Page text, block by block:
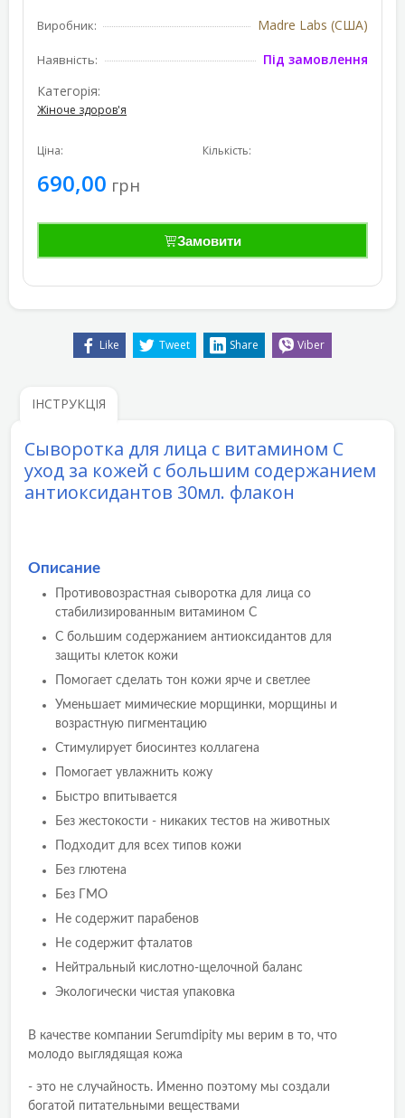
Виробник: Madre Labs (США)
Наявність:
Під замовлення
Категорія:
Жіноче здоров'я
Ціна:
690,00 грн
Кількість:
Замовити
Like Tweet Share Viber
ІНСТРУКЦІЯ
Сыворотка для лица с витамином C
уход за кожей с большим содержанием
антиоксидантов 30мл. флакон
Описание
Противовозрастная сыворотка для лица со
стабилизированным витамином C
С большим содержанием антиоксидантов для
защиты клеток кожи
Помогает сделать тон кожи ярче и светлее
Уменьшает мимические морщинки, морщины и
возрастную пигментацию
Стимулирует биосинтез коллагена
Помогает увлажнить кожу
Быстро впитывается
Без жестокости - никаких тестов на животных
Подходит для всех типов кожи
Без глютена
Без ГМО
Не содержит парабенов
Не содержит фталатов
Нейтральный кислотно-щелочной баланс
Экологически чистая упаковка
В качестве компании Serumdipity мы верим в то, что
молодо выглядящая кожа
- это не случайность. Именно поэтому мы создали
богатой питательными веществами